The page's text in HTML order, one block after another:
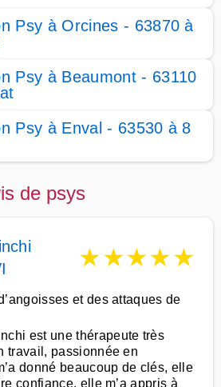
Psy à Orcines - 63870 à
Psy à Beaumont - 63110
Psy à Enval - 63530 à 8
de psys
★★★★★
et des attaques de
est une thérapeute très
travail, passionnée en
donné beaucoup de clés, elle
confiance, elle m’a appris à